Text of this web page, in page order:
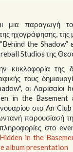
μια παραγωγή
ηχογράφησης, της
the Shadow”
Studios της
κυκλοφορία της
τους
οι Λαρισαίοι
in the Basement
στο An
παρουσίασή
στο
Hidden in the
album presentation